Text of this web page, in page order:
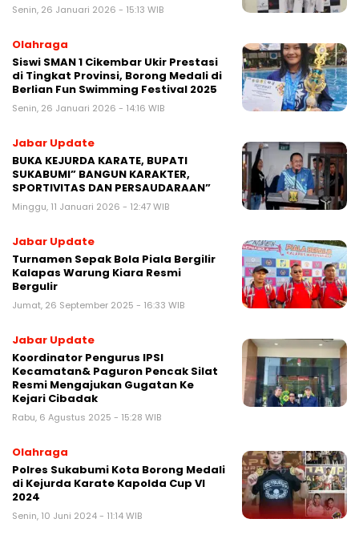
Senin, 26 Januari 2026 - 15:13 WIB
Olahraga
‎Siswi SMAN 1 Cikembar Ukir Prestasi
di Tingkat Provinsi, Borong Medali di
Berlian Fun Swimming Festival 2025
Senin, 26 Januari 2026 - 14:16 WIB
Jabar Update
BUKA KEJURDA KARATE, BUPATI
SUKABUMI” BANGUN KARAKTER,
SPORTIVITAS DAN PERSAUDARAAN”
Minggu, 11 Januari 2026 - 12:47 WIB
Jabar Update
Turnamen Sepak Bola Piala Bergilir
Kalapas Warung Kiara Resmi
Bergulir
Jumat, 26 September 2025 - 16:33 WIB
Jabar Update
Koordinator Pengurus IPSI
Kecamatan& Paguron Pencak Silat
Resmi Mengajukan Gugatan Ke
Kejari Cibadak
Rabu, 6 Agustus 2025 - 15:28 WIB
Olahraga
Polres Sukabumi Kota Borong Medali
di Kejurda Karate Kapolda Cup VI
2024
Senin, 10 Juni 2024 - 11:14 WIB